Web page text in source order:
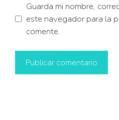
Guarda mi nombre,
este navegador para la
comente.